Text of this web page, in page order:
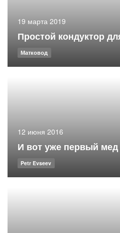
19 марта 2019
Простой кондуктор
Матковод
12 июня 2016
И вот уже первый мед
Petr Evseev